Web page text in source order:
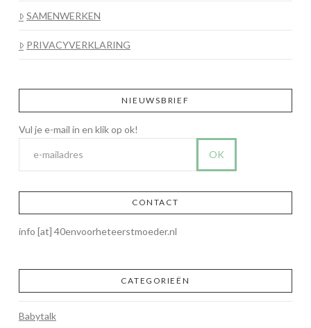
SAMENWERKEN
PRIVACYVERKLARING
NIEUWSBRIEF
CONTACT
info [at] 40envoorheteerstmoeder.nl
CATEGORIEËN
Babytalk